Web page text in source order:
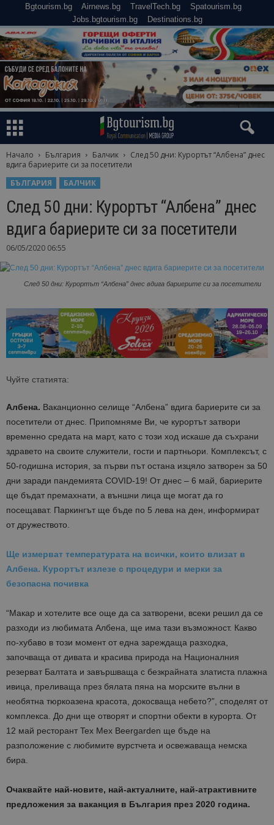
Bgtourism.bg Airnews.bg TravelTech.bg
Spatourism.bg
Jobs.bgtourism.bg
Destinations.bg
Начало България Балчик
След 50 дни: Курортът “Албена” днес
вдига бариерите си за посетители
БЪЛГАРИЯ
БАЛЧИК
След 50 дни: Курортът “Албена” днес
вдига бариерите си за посетители
06/05/2020 06:55
След 50 дни: Курортът “Албена” днес вдига бариерите си за посетители
Чуйте статията:
Албена. Ваканционно селище “Албена” вдига бариерите си за
посетители от днес. Припомняме Ви, че курортът затвори
временно средата на март, като с този ход искаше да съхрани
здравето на своите служители, гости и партньори. Комплексът, с
50-годишна история, за първи път остана изцяло затворен за 50
дни заради пандемията COVID-19! От днес – 6 май, бариерите
ще бъдат премахнати, а външни лица ще могат да го
посещават. Паркингът ще бъде по 5 лева на ден, информират
от дружеството.
Ще измерват температурата на всички, които влизат в
Албена. Курортът излезе с процедури и мерки за
безопасна почивка
“Макар и хотелите все още да са затворени, всеки решил да се
разходи из любимата Албена, ще има тази възможност. Какво
по-хубаво в този момент от една зареждаща разходка,
започваща от дивата и красива природа на Националния
резерват Балтата и завършваща с безкрайната златиста плажна
ивица, преливаща през бялата пяна на морските вълни в
необятна тюркоазена красота, докосваща небето?”, споделят от
комплекса. До дни ще отворят и спортни обекти в курорта. От
12 май ресторант Tex Mex Beergarden ще бъде на
разположение с любимите вурстчета и освежаваща немска
бира.
Очаквайте най-новите, най-актуалните, най-атрактивните
предложения за ваканция в България през 2020 година.